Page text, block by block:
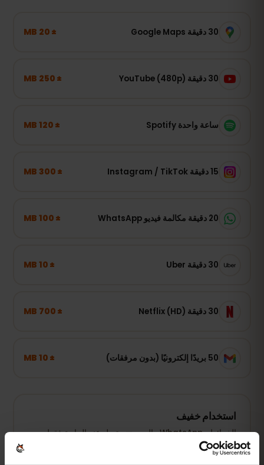
30 دقيقة Google Maps ± 20 MB
30 دقيقة YouTube (480p) ± 250 MB
ساعة واحدة Spotify ± 120 MB
15 دقيقة Instagram / TikTok ± 300 MB
20 دقيقة مكالمة فيديو WhatsApp ± 100 MB
30 دقيقة Uber ± 10 MB
30 دقيقة Netflix (HD) ± 700 MB
50 بريدًا إلكترونيًا (بدون مرفقات) ± 10 MB
استخدام خفيف
الخرائط وWhatsApp والبريد — متصل عند الحاجة فقط.
نُوصي بـ 1–3 GB أسبوعيًا